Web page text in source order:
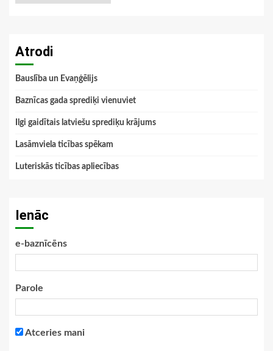
Atrodi
Bauslība un Evaņģēlijs
Baznīcas gada sprediķi vienuviet
Ilgi gaidītais latviešu sprediķu krājums
Lasāmviela ticības spēkam
Luteriskās ticības apliecības
Ienāc
e-baznīcēns
Parole
Atceries mani